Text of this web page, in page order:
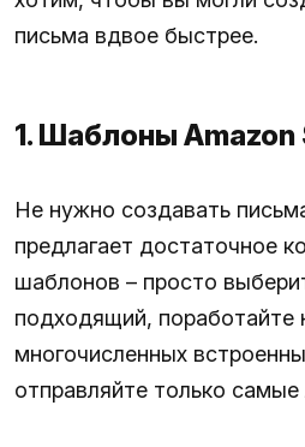
письма вдвое быстрее.
1. Шаблоны Amazon
Не нужно создавать
предлагает достаточное
шаблонов – просто
подходящий,
многочисленных
отправляйте только